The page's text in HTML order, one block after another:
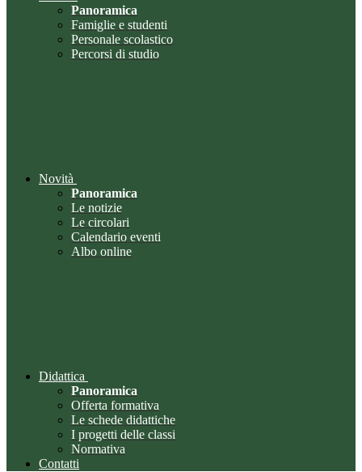
Panoramica
Famiglie e studenti
Personale scolastico
Percorsi di studio
Novità
Panoramica
Le notizie
Le circolari
Calendario eventi
Albo online
Didattica
Panoramica
Offerta formativa
Le schede didattiche
I progetti delle classi
Normativa
Contatti